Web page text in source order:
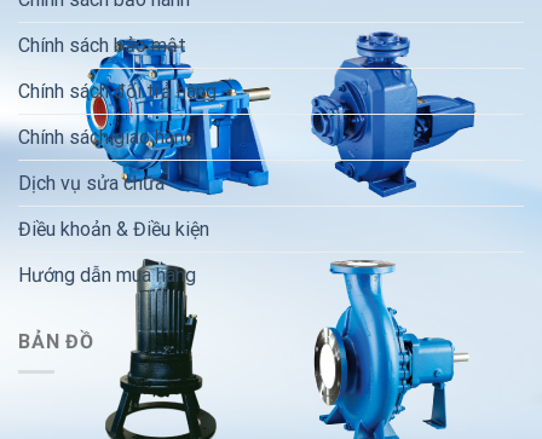
Chính sách bảo mật
Chính sách đổi trả hàng
Chính sách giao hàng
Dịch vụ sửa chữa
Điều khoản & Điều kiện
Hướng dẫn mua hàng
BẢN ĐỒ